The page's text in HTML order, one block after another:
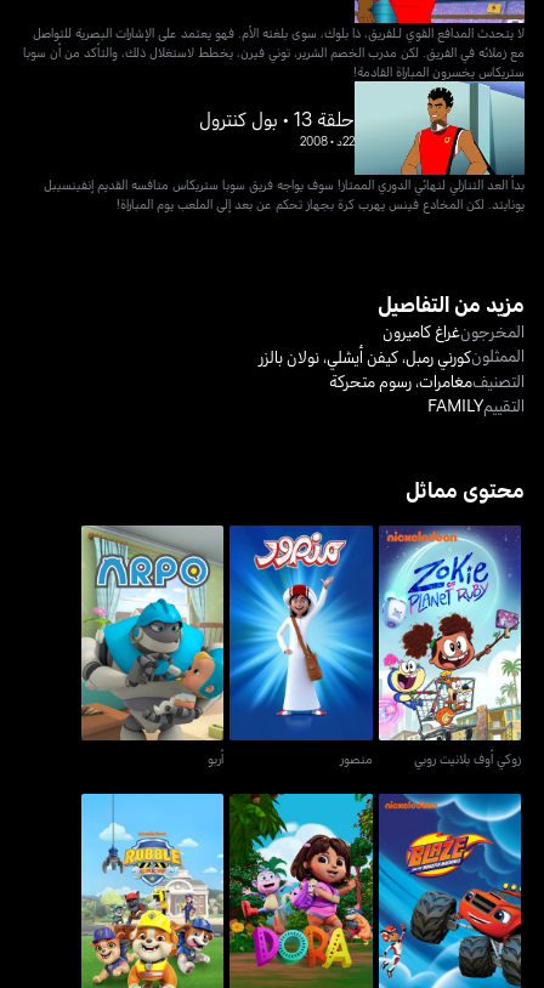
لا يتحدث المدافع القوي لـلفريق، ذا بلوك، سوى بلغته الأم. فهو يعتمد على الإشارات البصرية للتواصل
مع زملائه في الفريق. لكن مدرب الخصم الشرير، توني فيرن، يخطط لاستغلال ذلك، والتأكد من أن سوبا
ستريكاس يخسرون المباراة القادمة!
حلقة 13 • بول كنترول
22د •
2008
بدأ العد التنازلي لنهائي الدوري الممتاز! سوف يواجه فريق سوبا ستريكاس منافسه القديم إنفينسيبل
يونايتد. لكن المخادع فينس يهرب كرة بجهاز تحكم عن بعد إلى الملعب يوم المباراة!
مزيد من التفاصيل
المخرجونغراغ كاميرون
الممثلونكورني رمبل،كيفن أيشلي،نولان بالزر
التصنيفمغامرات،رسوم متحركة
التقييمFAMILY
محتوى مماثل
زوكي أوف بلانيت روبي
زوكي أوف بلانيت روبي
منصور
منصور
أربو
أربو
بليز آند ذا مونستر ماشينز دورا روبل أند كرو